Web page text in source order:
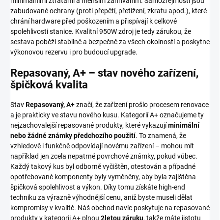
zabudované ochrany (proti přepětí, přetížení, zkratu apod.), které
chrání hardware před poškozením a přispívají k celkové
spolehlivosti stanice. Kvalitní 950W zdroj je tedy zárukou, že
sestava poběží stabilně a bezpečně za všech okolností a poskytne
výkonovou rezervu i pro budoucí upgrade.
Repasovaný, A+ – stav nového zařízení,
špičková kvalita
StavRepasovaný, A+značí, že zařízení prošlo procesem renovace
a je prakticky ve stavu nového kusu. Kategorií A+ označujeme ty
nejzachovalejší repasované produkty, které vykazujíminimální
nebo žádné známky předchozího použití. To znamená, že
vzhledově i funkčně odpovídají novému zařízení – mohou mít
například jen zcela nepatrné povrchové známky, pokud vůbec.
Každý takový kus byl odborně vyčištěn, otestován a případné
opotřebované komponenty byly vyměněny, aby byla zajištěna
špičková spolehlivost a výkon. Díky tomu získáte high-end
techniku za výrazně výhodnější cenu, aniž byste museli dělat
kompromisy v kvalitě. Náš obchod navíc poskytuje na repasované
produkty v kategorii A+ plnou 2letou záruku, takže máte jistotu